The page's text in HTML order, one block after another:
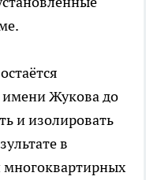
Жукова до
и изолировать
в
многоквартирных